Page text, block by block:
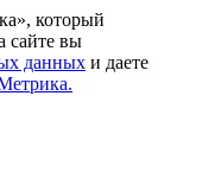
который
сайте вы
данных и даете